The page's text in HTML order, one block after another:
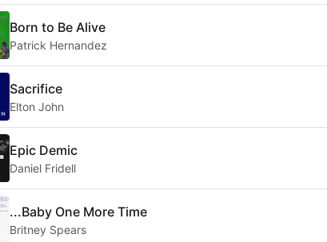
Born to Be Alive
Patrick Hernandez
Sacrifice
Elton John
Epic Demic
Daniel Fridell
...Baby One More Time
Britney Spears